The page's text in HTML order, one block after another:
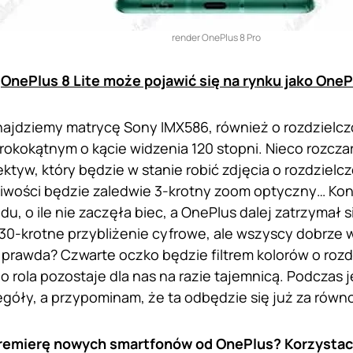
render OnePlus 8 Pro
OnePlus 8 Lite może pojawić się na rynku jako
matrycę Sony IMX586, również o
o kącie widzenia 120 stopni. Nieco
który będzie w stanie robić zdjęcia o
będzie zaledwie 3-krotny zoom optyczny…
o ile nie zaczęła biec, a OnePlus dalej zatrzymał
krotne przybliżenie cyfrowe, ale wszyscy dobrze
Czwarte oczko będzie filtrem kolorów o
rola pozostaje dla nas na razie tajemnicą. Podczas
a przypominam, że ta odbędzie się już za
nowych smartfonów od OnePlus?